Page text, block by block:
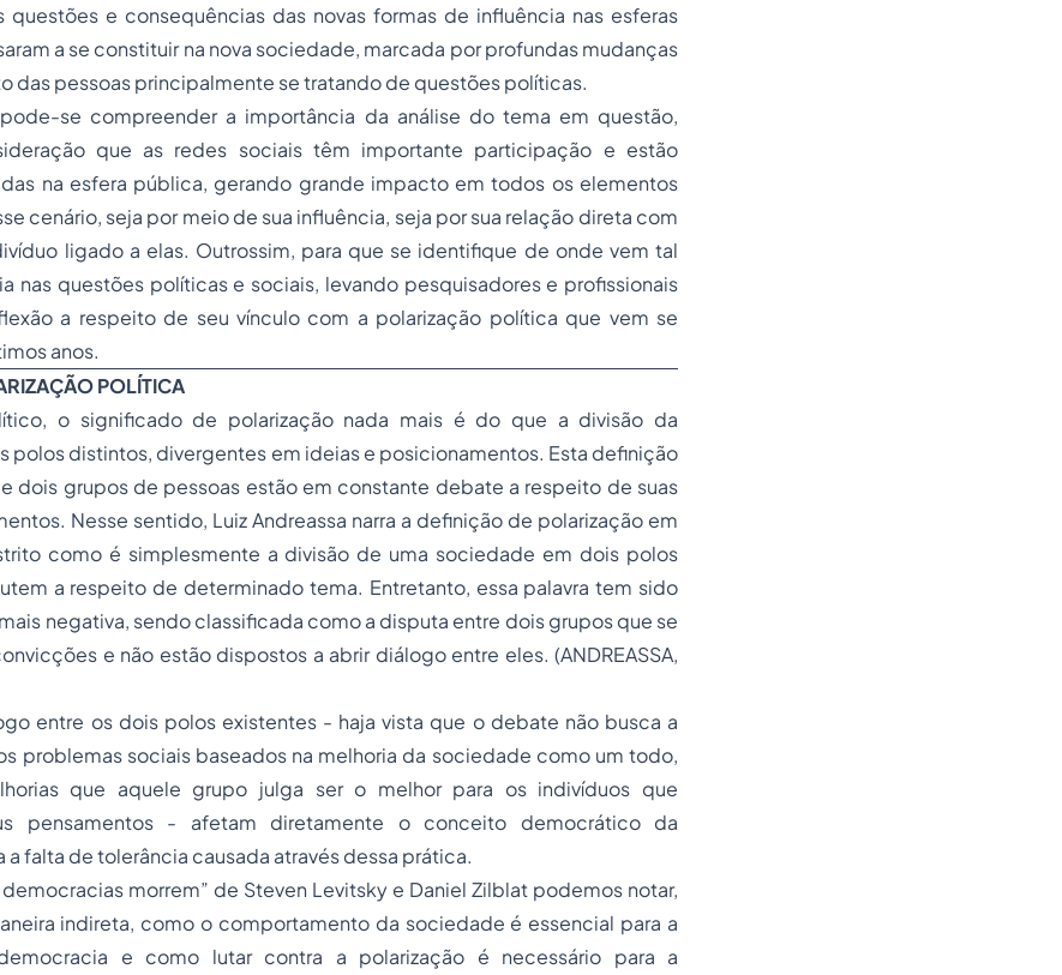
questões e consequências das novas formas de influência nas esferas
a se constituir na nova sociedade, marcada por profundas mudanças
das pessoas principalmente se tratando de questões políticas.
se compreender a importância da análise do tema em questão,
que as redes sociais têm importante participação e estão
na esfera pública, gerando grande impacto em todos os elementos
cenário, seja por meio de sua influência, seja por sua relação direta com
ligado a elas. Outrossim, para que se identifique de onde vem tal
nas questões políticas e sociais, levando pesquisadores e profissionais
a respeito de seu vínculo com a polarização política que vem se
anos.
POLÍTICA
o significado de polarização nada mais é do que a divisão da
polos distintos, divergentes em ideias e posicionamentos. Esta definição
dois grupos de pessoas estão em constante debate a respeito de suas
Nesse sentido, Luiz Andreassa narra a definição de polarização em
como é simplesmente a divisão de uma sociedade em dois polos
a respeito de determinado tema. Entretanto, essa palavra tem sido
negativa, sendo classificada como a disputa entre dois grupos que se
e não estão dispostos a abrir diálogo entre eles. (ANDREASSA,
entre os dois polos existentes - haja vista que o debate não busca a
problemas sociais baseados na melhoria da sociedade como um todo,
que aquele grupo julga ser o melhor para os indivíduos que
pensamentos - afetam diretamente o conceito democrático da
falta de tolerância causada através dessa prática.
morrem” de Steven Levitsky e Daniel Zilblat podemos notar,
indireta, como o comportamento da sociedade é essencial para a
e como lutar contra a polarização é necessário para a